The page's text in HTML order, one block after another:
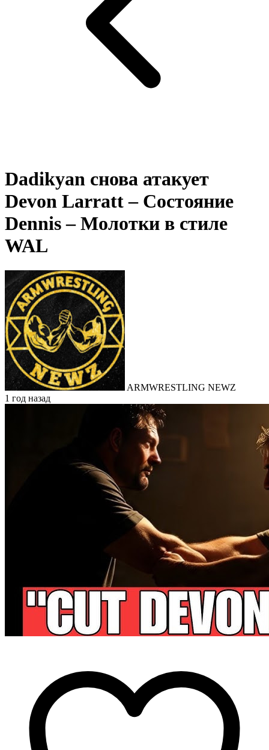
Dadikyan снова атакует
Devon Larratt – Состояние
Dennis – Молотки в стиле
WAL
ARMWRESTLING NEWZ
1 год назад